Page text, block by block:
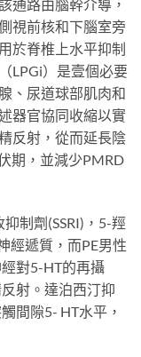
通路由腦幹介導，
視前核和下腦室旁
於脊椎上水平抑制
LPGi）是壹個必要
、尿道球部肌肉和
器官協同收縮以實
反射，從而延長陰
期，並減少PMRD
制劑(SSRI)，5-羥
經遞質，而PE男性
對5-HT的再攝
射。達泊西汀抑
間隙5- HT水平，